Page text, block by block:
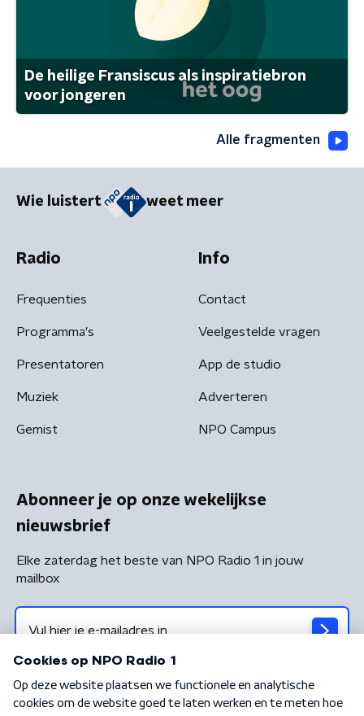
De heilige Fransiscus als inspiratiebron
voor jongeren
Alle fragmenten
Wie luistert weet meer
Radio
Frequenties
Programma's
Presentatoren
Muziek
Gemist
Info
Contact
Veelgestelde vragen
App de studio
Adverteren
NPO Campus
Abonneer je op onze wekelijkse
nieuwsbrief
Elke zaterdag het beste van NPO Radio 1 in jouw
mailbox